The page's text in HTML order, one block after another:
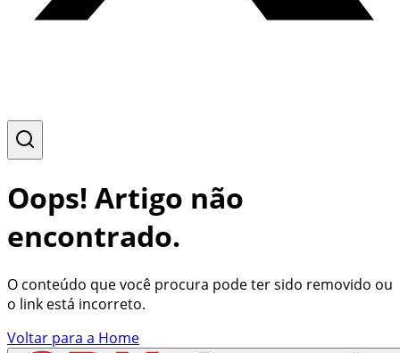
Oops! Artigo não
encontrado.
O conteúdo que você procura pode ter sido removido ou
o link está incorreto.
Voltar para a Home